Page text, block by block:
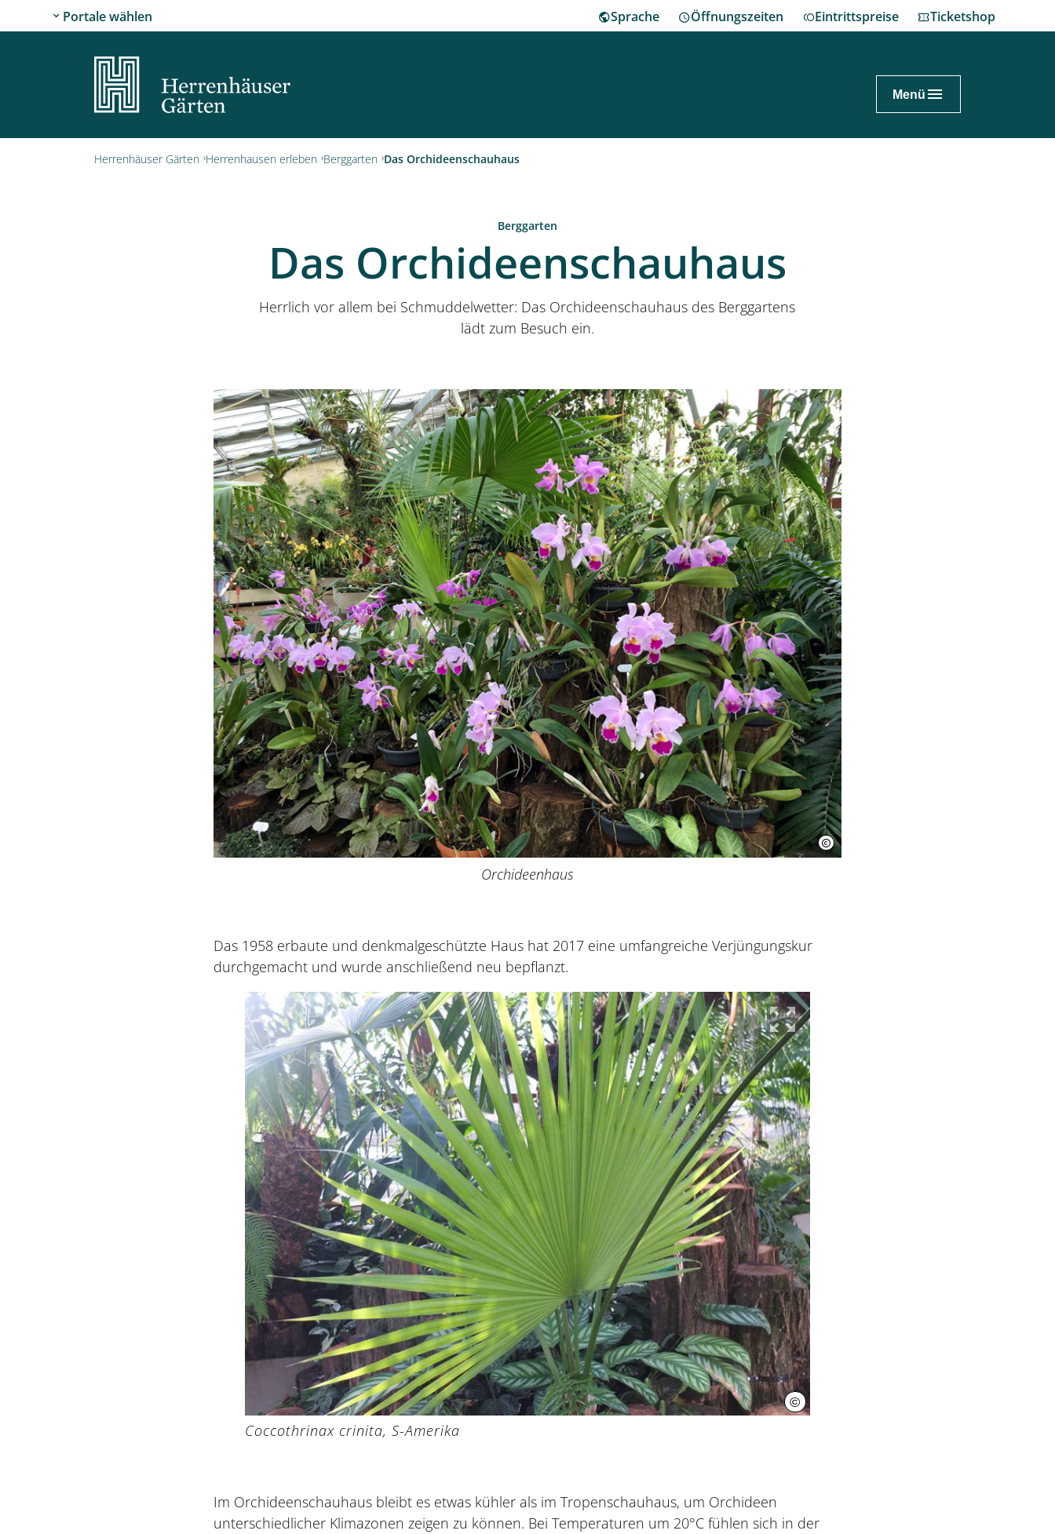
Portale wählen Sprache Öffnungszeiten Eintrittspreise Ticketshop
Menü
Herrenhausen erleben
Kleines Fest im Großen Garten
Service und Aktuelles
Veranstaltungen
Startseite
Öffnungszeiten
Eintrittspreise
Ticketshop
Herrenhäuser Gärten Herrenhausen erleben Berggarten Das Orchideenschauhaus
Berggarten
Das Orchideenschauhaus
Herrlich vor allem bei Schmuddelwetter: Das Orchideenschauhaus des Berggartens
lädt zum Besuch ein.
Orchideenhaus
Das 1958 erbaute und denkmalgeschützte Haus hat 2017 eine umfangreiche Verjüngungskur
durchgemacht und wurde anschließend neu bepflanzt.
© Herrenhäuser Gärten
Coccothrinax crinita, S-Amerika
Im Orchideenschauhaus bleibt es etwas kühler als im Tropenschauhaus, um Orchideen
unterschiedlicher Klimazonen zeigen zu können. Bei Temperaturen um 20°C fühlen sich in der